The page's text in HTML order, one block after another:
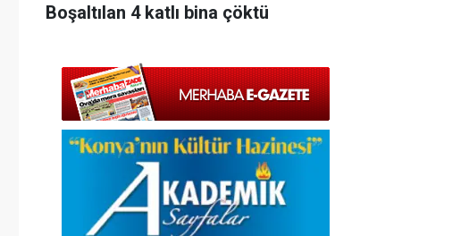
Boşaltılan 4 katlı bina çöktü